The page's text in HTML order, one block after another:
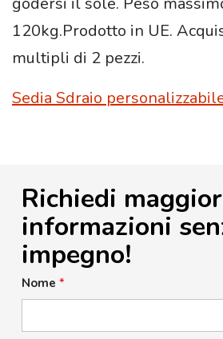
120kg.Prodotto in UE.
multipli di 2 pezzi.
Sedia Sdraio
Richiedi
informazioni
impegno!
Nome *